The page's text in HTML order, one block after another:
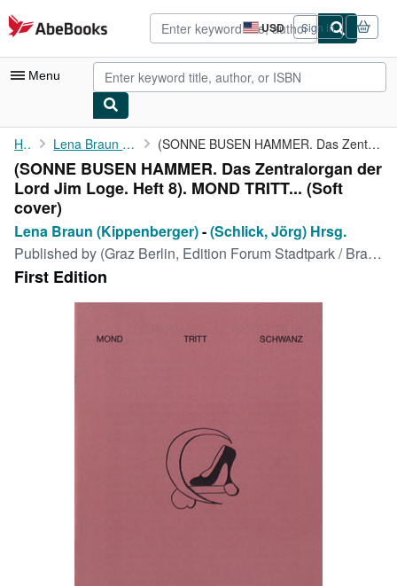
Skip to main content
AbeBooks.com USD
Site
shopping
preferences
Sign in
Menu
My Account
My Purchases
Advanced Search
Browse Collections
CLOSE
Home Lena Braun (Kippenberger) (SONNE BUSEN HAMMER. Das Zentralorgan der Lord Jim Loge. Heft 8)...
(SONNE BUSEN HAMMER. Das Zentralorgan der
Lord Jim Loge. Heft 8). MOND TRITT... (Soft
cover)
Lena Braun (Kippenberger)-(Schlick, Jörg) Hrsg.
Published by (Graz Berlin, Edition Forum Stadtpark / Braun 1993), 1993
First Edition